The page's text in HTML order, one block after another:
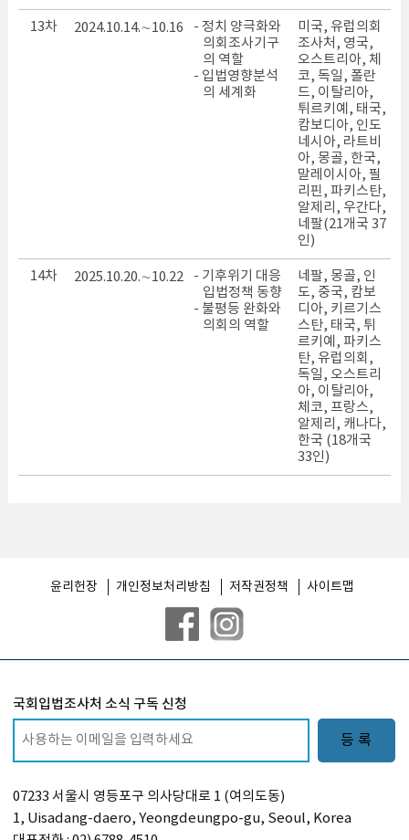
13차 2024.10.14.∼10.16
- 정치 양극화와
의회조사기구
의 역할
- 입법영향분석
의 세계화
미국, 유럽의회
조사처, 영국,
오스트리아, 체
코, 독일, 폴란
드, 이탈리아,
튀르키예, 태국,
캄보디아, 인도
네시아, 라트비
아, 몽골, 한국,
말레이시아, 필
리핀, 파키스탄,
알제리, 우간다,
네팔(21개국 37
인)
14차 2025.10.20.∼10.22
- 기후위기 대응
입법정책 동향
- 불평등 완화와
의회의 역할
네팔, 몽골, 인
도, 중국, 캄보
디아, 키르기스
스탄, 태국, 튀
르키예, 파키스
탄, 유럽의회,
독일, 오스트리
아, 이탈리아,
체코, 프랑스,
알제리, 캐나다,
한국 (18개국
33인)
윤리헌장 개인정보처리방침 저작권정책 사이트맵
07233 서울시 영등포구 의사당대로 1 (여의도동)
1, Uisadang-daero, Yeongdeungpo-gu, Seoul, Korea
국회입법조사처 소식 구독 신청
등 록